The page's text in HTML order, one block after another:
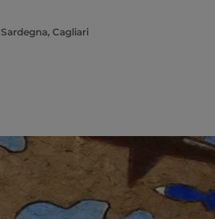
Sardegna, Cagliari